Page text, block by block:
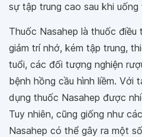
sự tập trung cao sau khi uống
Thuốc Nasahep là thuốc
giảm trí nhớ, kém tập trung,
tuổi, các đối tượng nghiện
bệnh hồng cầu hình liềm. Với
dụng thuốc Nasahep được
Tuy nhiên, cũng giống như
Nasahep có thể gây ra một